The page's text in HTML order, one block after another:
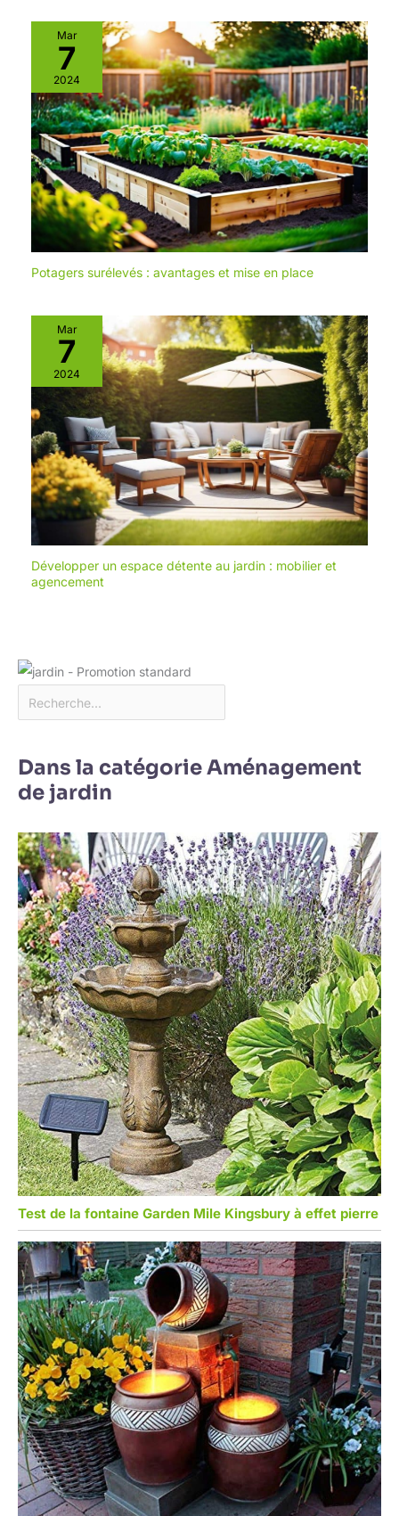
pour son espace extérieur
est au bon endroit chez
Blumfeldt. Des matériaux
sélectionnés, une
construction réfléchie, un
design d'une beauté
intemporelle - avec les
produits Blumfeldt, vous
pouvez embellir
individuellement votre
balcon, votre terrasse et
votre jardin.
Mar
7
2024
Potagers surélevés : avantages et mise en place
Mar
7
2024
Développer un espace détente au jardin : mobilier et
agencement
Dans la catégorie Aménagement
de jardin
Test de la fontaine Garden Mile Kingsbury à effet pierre